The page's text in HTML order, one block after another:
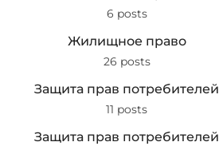
6 posts
Жилищное право
26 posts
Защита прав потребителей
11 posts
Защита прав потребителей